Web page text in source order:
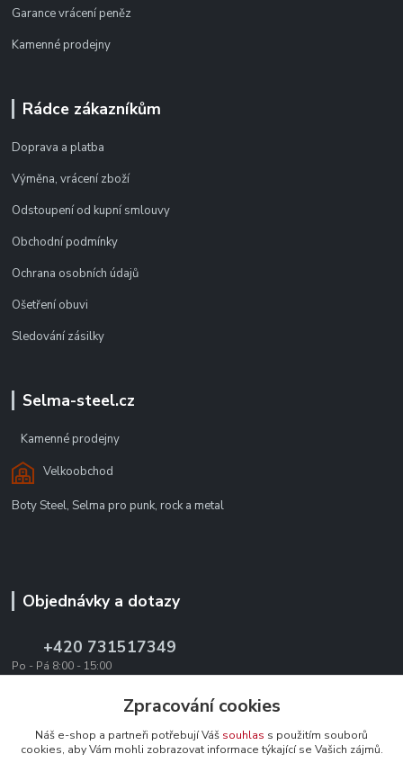
Garance vrácení peněz
Kamenné prodejny
Rádce zákazníkům
Doprava a platba
Výměna, vrácení zboží
Odstoupení od kupní smlouvy
Obchodní podmínky
Ochrana osobních údajů
Ošetření obuvi
Sledování zásilky
Selma-steel.cz
Kamenné prodejny
Velkoobchod
Boty Steel, Selma pro punk, rock a metal
Objednávky a dotazy
+420 731517349
Po - Pá 8:00 - 15:00
office@texevo.czZpracování cookies
Náš e-shop a partneři potřebují Váš souhlas s použitím souborů
cookies, aby Vám mohli zobrazovat informace týkající se Vašich zájmů.